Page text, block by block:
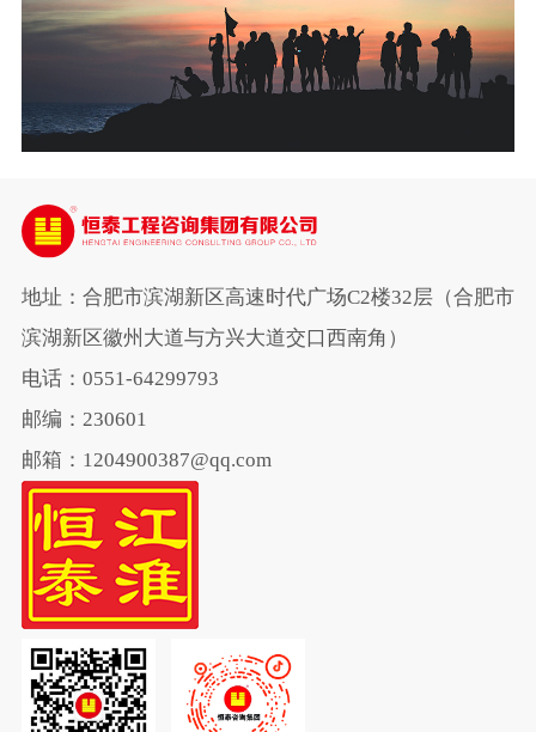
地址：合肥市滨湖新区高速时代广场C2楼32层（合肥市
滨湖新区徽州大道与方兴大道交口西南角）
电话：0551-64299793
邮编：230601
邮箱：1204900387@qq.com